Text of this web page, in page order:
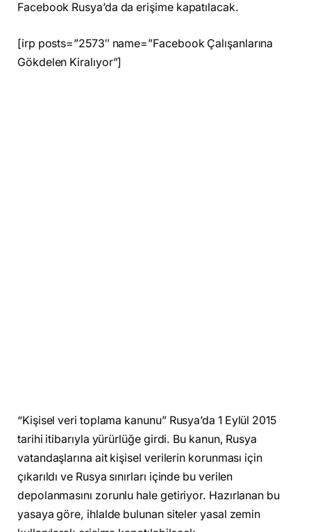
Facebook Rusya’da da erişime kapatılacak.
[irp posts=”2573″ name=”Facebook Çalışanlarına
Gökdelen Kiralıyor”]
“Kişisel veri toplama kanunu” Rusya’da 1 Eylül 2015
tarihi itibarıyla yürürlüğe girdi. Bu kanun, Rusya
vatandaşlarına ait kişisel verilerin korunması için
çıkarıldı ve Rusya sınırları içinde bu verilen
depolanmasını zorunlu hale getiriyor. Hazırlanan bu
yasaya göre, ihlalde bulunan siteler yasal zemin